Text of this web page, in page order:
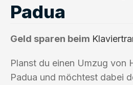
Padua
Geld sparen beim
Planst du einen Umzug von
Padua und möchtest dabei